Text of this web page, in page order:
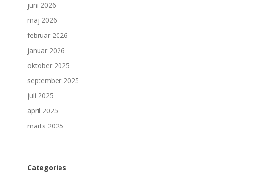
juni 2026
maj 2026
februar 2026
januar 2026
oktober 2025
september 2025
juli 2025
april 2025
marts 2025
Categories